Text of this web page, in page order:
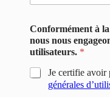
Conformément à
nous nous
utilisateurs. *
Je certifie avoir
générales